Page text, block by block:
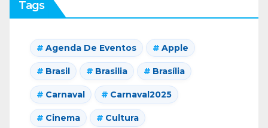
Tags
Agenda De Eventos Apple
Brasil Brasilia Brasília
Carnaval Carnaval2025
Cinema Cultura